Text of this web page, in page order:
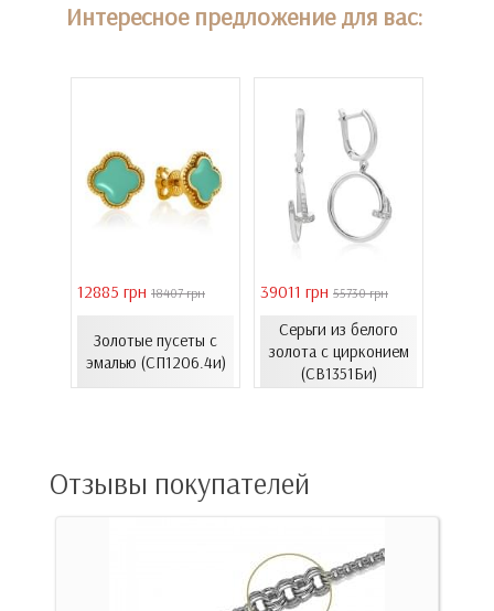
Интересное предложение для вас:
12885 грн 18407 грн
Золотые пусеты с
эмалью (СП1206.4и)
39011 грн 55730 грн
Серьги из белого
золота с цирконием
(СВ1351Би)
Отзывы покупателей